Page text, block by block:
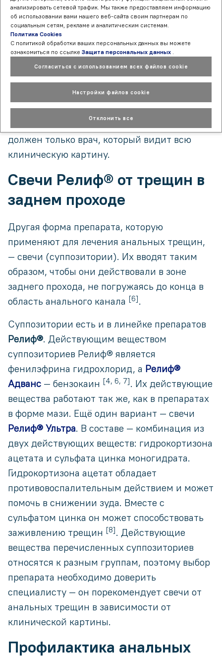
ощущений[3, 5] . В состав мазиРелиф®
Адвансв качестве действующего вещества
входит бензокаин. Это местный анестетик,
обезболивающее действие которого может
развиваться уже через 2 минуты. Бензокаин
практически не всасывается в кровь и не
оказывает системного действия
.
Назначать мазь против анальных трещин
должен только врач, который видит всю
клиническую картину.
Свечи Релиф® от трещин в
заднем проходе
Другая форма препарата, которую
применяют для лечения анальных трещин,
— свечи (суппозитории). Их вводят таким
образом, чтобы они действовали в зоне
заднего прохода, не погружаясь до конца в
область анального канала [6].
Суппозитории есть и в линейке препаратов
Релиф®. Действующим веществом
суппозиториев Релиф® является
фенилэфрина гидрохлорид, а Релиф®
Адванс — бензокаин [4, 6, 7]. Их действующие
вещества работают так же, как в препаратах
в форме мази. Ещё один вариант — свечи
Релиф® Ультра. В составе — комбинация из
двух действующих веществ: гидрокортизона
ацетата и сульфата цинка моногидрата.
Гидрокортизона ацетат обладает
противовоспалительным действием и может
помочь в снижении зуда. Вместе с
сульфатом цинка он может способствовать
заживлению трещин [8]. Действующие
вещества перечисленных суппозиториев
относятся к разным группам, поэтому выбор
препарата необходимо доверить
специалисту — он порекомендует свечи от
анальных трещин в зависимости от
клинической картины.
Профилактика анальных
анализировать сетевой трафик. Мы также предоставляем информацию
об использовании вами нашего веб-сайта своим партнерам по
социальным сетям, рекламе и аналитическим системам.
Политика Cookies
С политикой обработки ваших персональных данных вы можете
ознакомиться по ссылке Защита персональных данных .
Согласиться с использованием всех файлов cookie
Настройки файлов cookie
Отклонить все